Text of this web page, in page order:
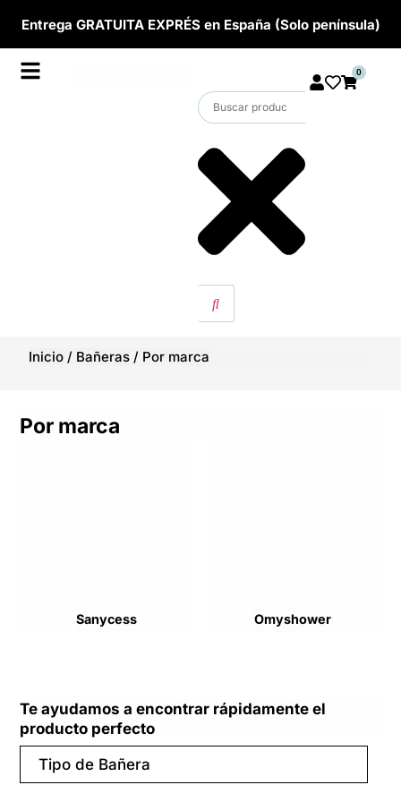
Entrega GRATUITA EXPRÉS en España (Solo península)
0
Inicio / Bañeras / Por marca
Por marca
Sanycess Omyshower
Te ayudamos a encontrar rápidamente el
producto perfecto
Tipo de Bañera